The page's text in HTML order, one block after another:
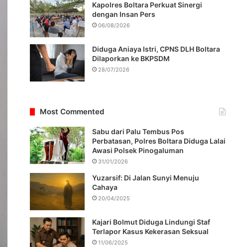
Kapolres Boltara Perkuat Sinergi
dengan Insan Pers
06/08/2026
Diduga Aniaya Istri, CPNS DLH Boltara
Dilaporkan ke BKPSDM
28/07/2026
Most Commented
Sabu dari Palu Tembus Pos
Perbatasan, Polres Boltara Diduga Lalai
Awasi Polsek Pinogaluman
31/01/2026
Yuzarsif: Di Jalan Sunyi Menuju
Cahaya
20/04/2025
Kajari Bolmut Diduga Lindungi Staf
Terlapor Kasus Kekerasan Seksual
11/06/2025